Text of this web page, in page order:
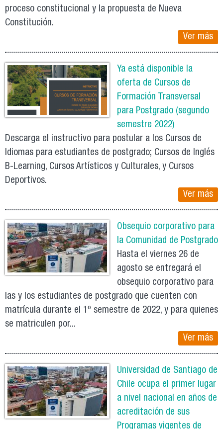
proceso constitucional y la propuesta de Nueva
Constitución.
Ver más
Ya está disponible la
oferta de Cursos de
Formación Transversal
para Postgrado (segundo
semestre 2022)
Descarga el instructivo para postular a los Cursos de
Idiomas para estudiantes de postgrado; Cursos de Inglés
B-Learning, Cursos Artísticos y Culturales, y Cursos
Deportivos.
Ver más
Obsequio corporativo para
la Comunidad de Postgrado
Hasta el viernes 26 de
agosto se entregará el
obsequio corporativo para
las y los estudiantes de postgrado que cuenten con
matrícula durante el 1º semestre de 2022, y para quienes
se matriculen por...
Ver más
Universidad de Santiago de
Chile ocupa el primer lugar
a nivel nacional en años de
acreditación de sus
Programas vigentes de